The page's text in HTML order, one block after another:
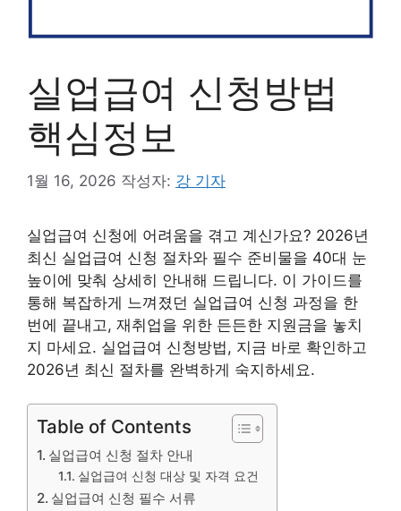
실업급여 신청방법
핵심정보
1월 16, 2026 작성자: 강 기자
실업급여 신청에 어려움을 겪고 계신가요? 2026년
최신 실업급여 신청 절차와 필수 준비물을 40대 눈
높이에 맞춰 상세히 안내해 드립니다. 이 가이드를
통해 복잡하게 느껴졌던 실업급여 신청 과정을 한
번에 끝내고, 재취업을 위한 든든한 지원금을 놓치
지 마세요. 실업급여 신청방법, 지금 바로 확인하고
2026년 최신 절차를 완벽하게 숙지하세요.
Table of Contents
실업급여 신청 절차 안내
실업급여 신청 대상 및 자격 요건
실업급여 신청 필수 서류